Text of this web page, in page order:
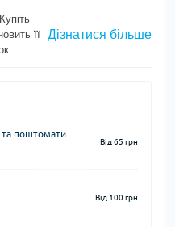
Купіть
її Дізнатися більше
поштомати
Від 65 грн
Від 100 грн